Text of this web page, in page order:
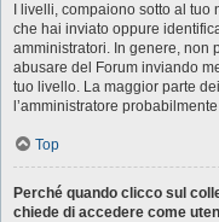
I livelli, compaiono sotto al
che hai inviato oppure
amministratori. In genere, non
abusare del Forum inviando
tuo livello. La maggior parte
l’amministratore
Top
Perché quando clicco sul
chiede di accedere come